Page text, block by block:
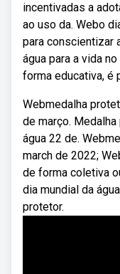
incentivadas a
ao uso da. Webo
para conscientizar
água para a vida
forma educativa, é
Webmedalha
de março.
água 22 de.
march de 2022;
de forma coletiva
dia mundial da
protetor.